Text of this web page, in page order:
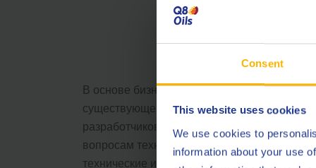
Consent
This website uses cookies
We use cookies to
information about your use
В основе бизнеса Q8Oils всегда лежали
существующей продукции и разработки
разработчиков также помогает в
вопросам техники безопасности, охраны
технические исследования и разработку